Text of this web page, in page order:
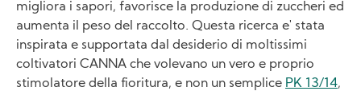
migliora i sapori, favorisce la produzione di zuccheri ed
aumenta il peso del raccolto. Questa ricerca e' stata
inspirata e supportata dal desiderio di moltissimi
coltivatori CANNA che volevano un vero e proprio
stimolatore della fioritura, e non un semplice PK 13/14,